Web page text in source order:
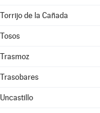
Torrijo de la Cañada
Tosos
Trasmoz
Trasobares
Uncastillo